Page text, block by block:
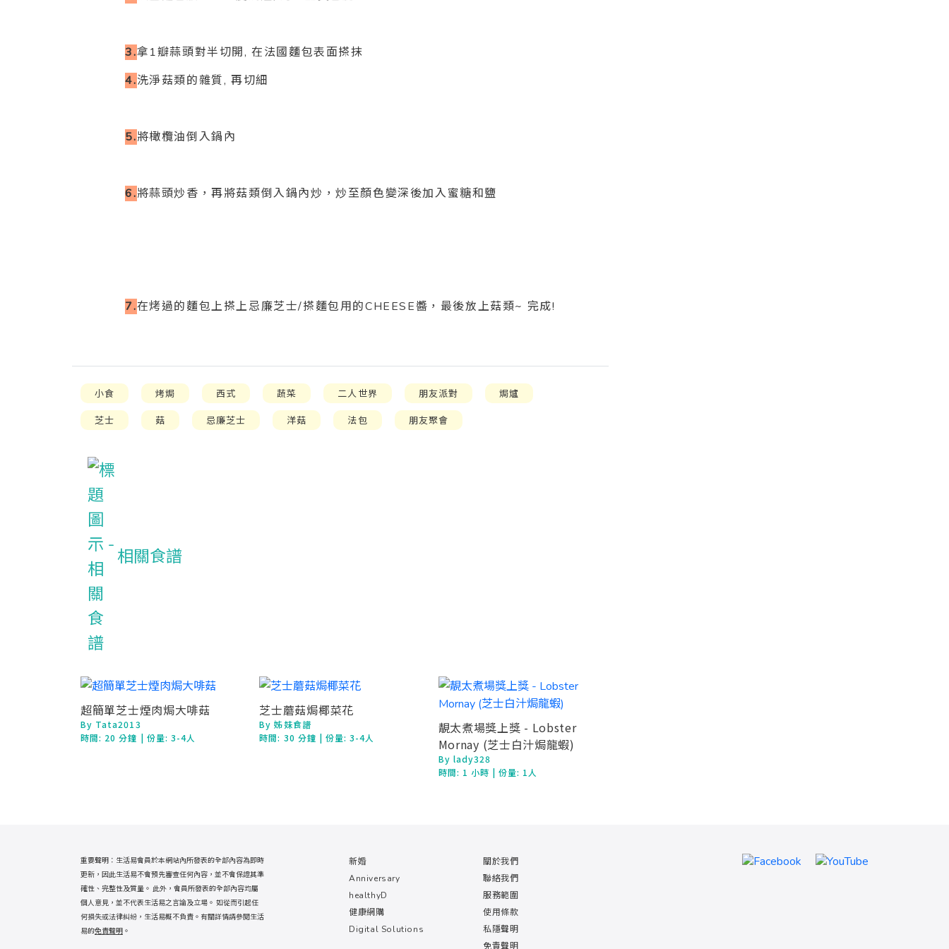
3.拿1瓣蒜頭對半切開, 在法國麵包表面搽抹
4.洗淨菇類的雜質, 再切細
5.將橄欖油倒入鍋內
6.將蒜頭炒香，再將菇類倒入鍋內炒，炒至顏色變深後加入蜜糖和鹽
7.在烤過的麵包上搽上忌廉芝士/搽麵包用的CHEESE醬，最後放上菇類~ 完成!
小食 烤焗 西式 蔬菜 二人世界 朋友派對 焗爐
芝士 菇 忌廉芝士 洋菇 法包 朋友聚會
相關食譜
超簡單芝士煙肉焗大啡菇
By Tata2013
時間: 20 分鐘 | 份量: 3-4人
芝士蘑菇焗椰菜花
By 姊妹食譜
時間: 30 分鐘 | 份量: 3-4人
靚太煮場獎上獎 - Lobster
Mornay (芝士白汁焗龍蝦)
By lady328
時間: 1 小時 | 份量: 1人
新婚
Anniversary
healthyD
健康網購
Digital Solutions
關於我們
聯絡我們
服務範圍
使用條款
私隱聲明
免責聲明
重要聲明：生活易會員於本網站內所發表的全部內容為即時
更新，因此生活易不會預先審查任何內容，並不會保證其準
確性、完整性及質量。 此外，會員所發表的全部內容均屬
個人意見，並不代表生活易之言論及立場。 如從而引起任
何損失或法律糾紛，生活易概不負責。有關詳情請參閱生活
易的免責聲明 。